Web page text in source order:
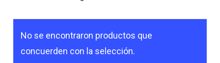
No se encontraron productos que
concuerden con la selección.